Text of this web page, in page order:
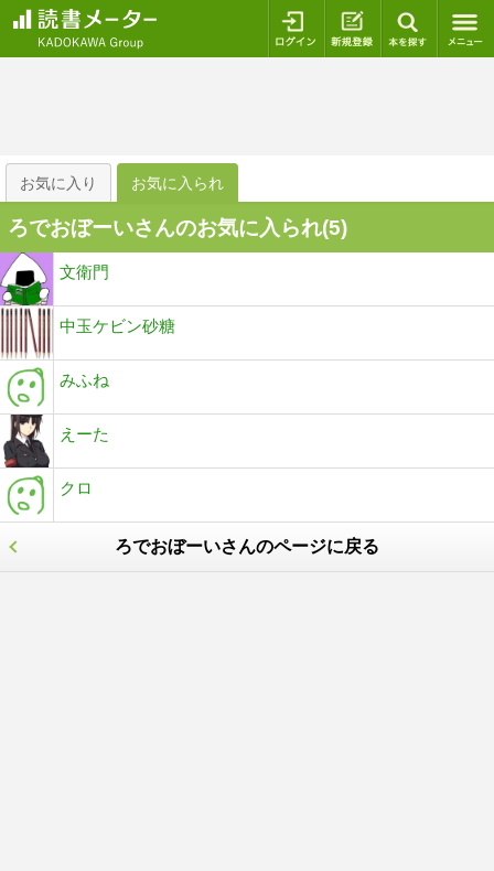
ログイン 新規登録
お気に入り お気に入られ
ろでおぼーいさんのお気に入られ(5)
文衛門
中玉ケビン砂糖
みふね
えーた
クロ
ろでおぼーいさんのページに戻る